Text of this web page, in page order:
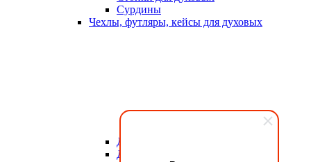
Сурдины
Чехлы, футляры, кейсы для духовых
Для мундштуков
Для тростей